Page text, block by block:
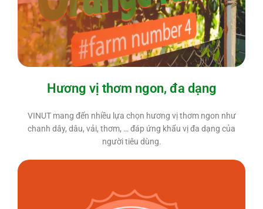
Hương vị thơm ngon, đa dạng
VINUT mang đến nhiều lựa chọn hương vị thơm ngon như
chanh dây, dâu, vải, thơm, … đáp ứng khẩu vị đa dạng của
người tiêu dùng.